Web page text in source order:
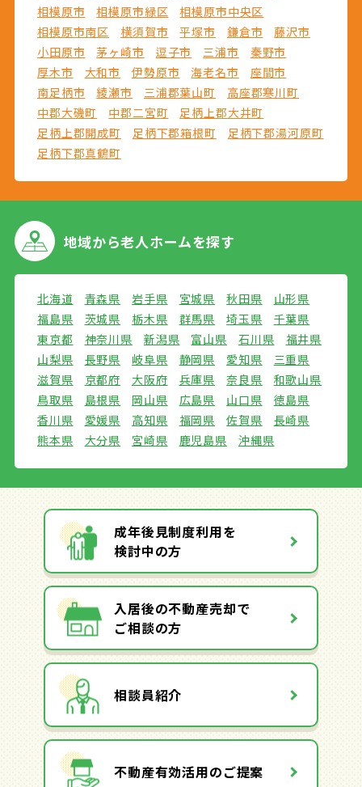
相模原市
相模原市緑区
相模原市中央区
相模原市南区
横須賀市 平塚市 鎌倉市
藤沢市
小田原市
茅ヶ崎市 逗子市 三浦市
秦野市
厚木市
大和市 伊勢原市 海老名市
座間市
南足柄市
綾瀬市 三浦郡葉山町
高座郡寒川町
中郡大磯町
中郡二宮町
足柄上郡大井町
足柄上郡開成町
足柄下郡箱根町
足柄下郡湯河原町
足柄下郡真鶴町
地域から老人ホームを探す
北海道 青森県 岩手県 宮城県 秋田県
山形県
福島県
茨城県 栃木県 群馬県 埼玉県
千葉県
東京都
神奈川県 新潟県 富山県 石川県
福井県
山梨県
長野県 岐阜県 静岡県 愛知県
三重県
滋賀県
京都府 大阪府 兵庫県 奈良県
和歌山県
鳥取県
島根県 岡山県 広島県 山口県
徳島県
香川県
愛媛県 高知県 福岡県 佐賀県
長崎県
熊本県
大分県 宮崎県 鹿児島県 沖縄県
成年後見制度利用を
検討中の方
入居後の不動産売却で
ご相談の方
相談員紹介
不動産有効活用のご提案